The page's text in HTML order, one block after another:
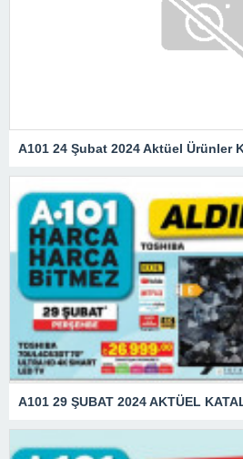
A101 24 Şubat 2024 Aktüel Ürünler
A101 29 ŞUBAT 2024 AKTÜEL